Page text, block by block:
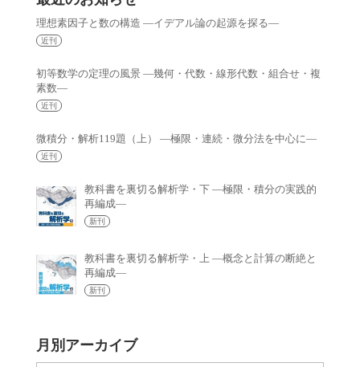
理想素因子と数の構造 —イデアル論の起源を探る—
近刊
初等数学の定理の風景 —幾何・代数・線形代数・組合せ・複
素数—
近刊
微積分・解析119題（上） —極限・連続・微分法を中心に—
近刊
教科書を裏切る解析学・下 —極限・積分の実践的
再編成—
新刊
教科書を裏切る解析学・上 —概念と計算の断絶と
再編成—
新刊
月別アーカイブ